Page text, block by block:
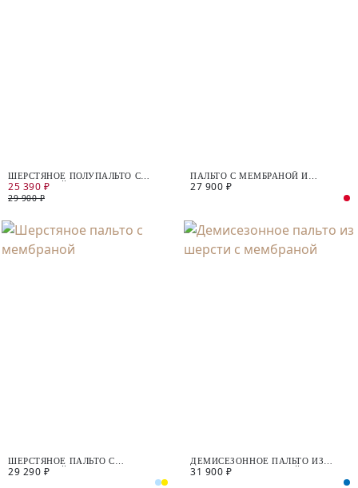
ШЕРСТЯНОЕ ПОЛУПАЛЬТО С
МЕМБРАНОЙ
25 390 ₽
29 900 ₽
ПАЛЬТО С МЕМБРАНОЙ И
УТЕПЛИТЕЛЕМ
27 900 ₽
ШЕРСТЯНОЕ ПАЛЬТО С
МЕМБРАНОЙ
29 290 ₽
ДЕМИСЕЗОННОЕ ПАЛЬТО ИЗ
ШЕРСТИ С МЕМБРАНОЙ
31 900 ₽